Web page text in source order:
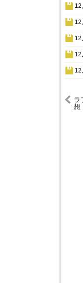
12
12
12
12
12
ラ
想